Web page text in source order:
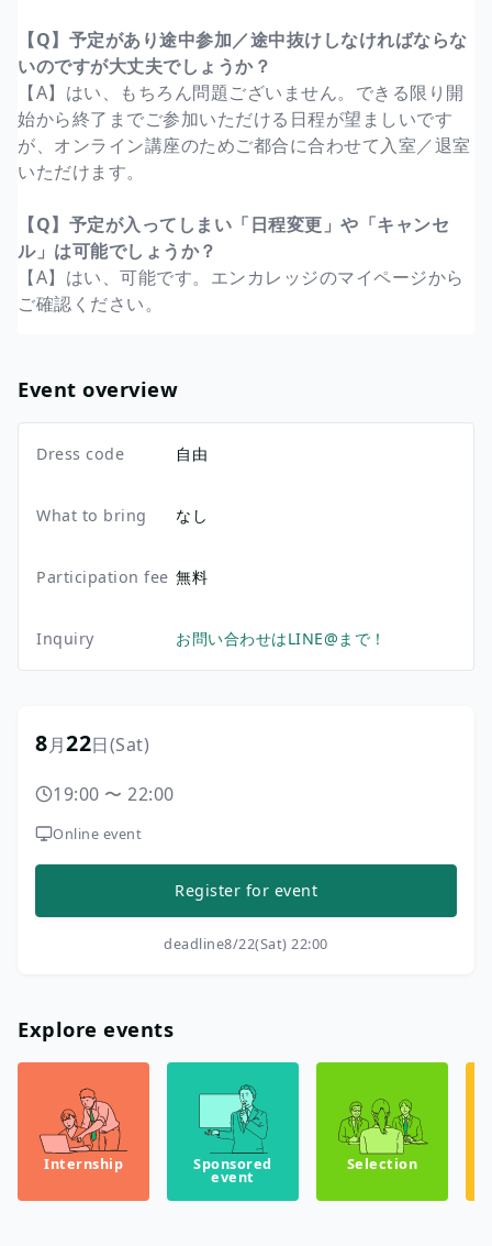
【Q】予定があり途中参加／途中抜けしなければならな
いのですが大丈夫でしょうか？
【A】はい、もちろん問題ございません。できる限り開
始から終了までご参加いただける日程が望ましいです
が、オンライン講座のためご都合に合わせて入室／退室
いただけます。
【Q】予定が入ってしまい「日程変更」や「キャンセ
ル」は可能でしょうか？
【A】はい、可能です。エンカレッジのマイページから
ご確認ください。
Event overview
Dress code 自由
What to bring なし
Participation fee 無料
Inquiry お問い合わせはLINE@まで！
Explore events
Internship Sponsored
event
Selection
8月22日(Sat)
19:00 〜 22:00
Online event
Register for event
deadline8/22(Sat) 22:00